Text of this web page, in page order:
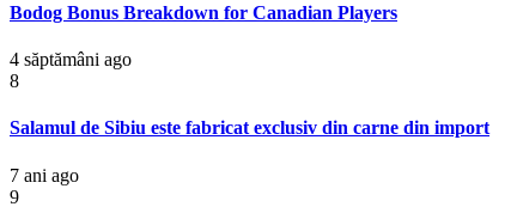
Bodog Bonus Breakdown for Canadian Players
4 săptămâni ago
8
Salamul de Sibiu este fabricat exclusiv din carne din import
7 ani ago
9